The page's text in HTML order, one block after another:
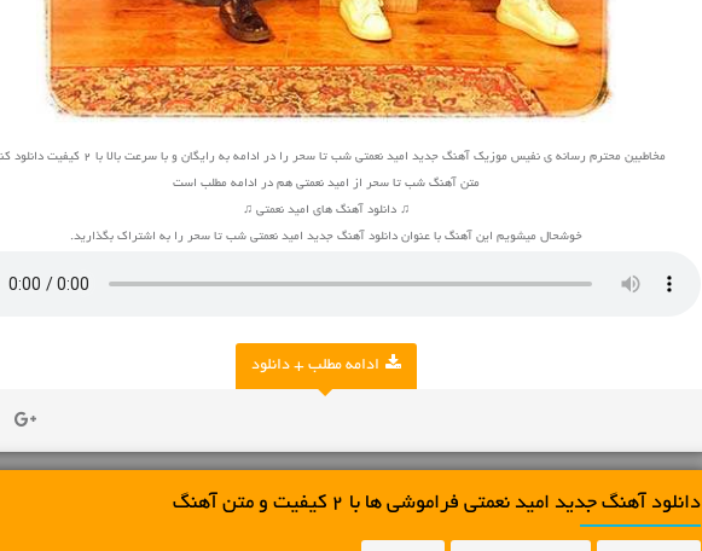
مخاطبین محترم رسانه ی نفیس موزیک آهنگ جدید امید نعمتی شب تا سحر را در ادامه به رایگان و با سرعت بالا با 2 کیفیت دانلود کنید
متن آهنگ شب تا سحر از امید نعمتی هم در ادامه مطلب است
♫ دانلود آهنگ های امید نعمتی ♫
خوشحال میشویم این آهنگ با عنوان دانلود آهنگ جدید امید نعمتی شب تا سحر را به اشتراک بگذارید.
ادامه مطلب + دانلود
دانلود آهنگ جديد امید نعمتی فراموشی ها با 2 کیفیت و متن آهنگ